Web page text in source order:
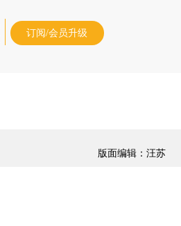
订阅/会员升级
版面编辑：汪苏